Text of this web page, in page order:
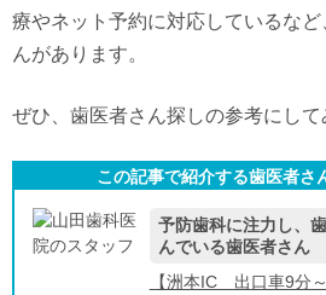
療やネット予約に対応しているな
んがあります。
ぜひ、歯医者さん探しの参考にして
この記事で紹介する歯医者さ
予防歯科に注力し、
んでいる歯医者さん
【洲本IC 出口車9分